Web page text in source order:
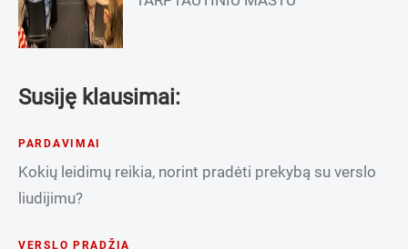
Susiję klausimai:
PARDAVIMAI
Kokių leidimų reikia, norint pradėti prekybą su verslo
liudijimu?
VERSLO PRADŽIA